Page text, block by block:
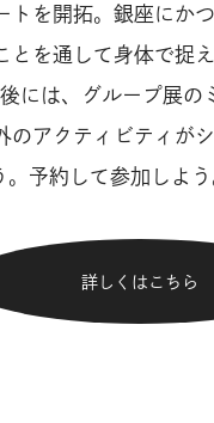
トを開拓。銀座にか
を通して身体で捉
には、グループ展
のアクティビティが
予約して参加しよう
詳しくはこちら